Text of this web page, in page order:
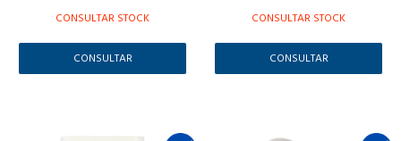
CONSULTAR STOCK
CONSULTAR
CONSULTAR STOCK
CONSULTAR